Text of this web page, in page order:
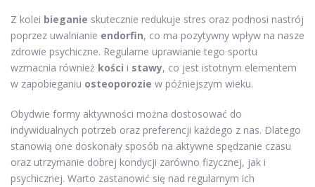
Z kolei bieganie skutecznie redukuje stres oraz podnosi nastrój
poprzez uwalnianie endorfin, co ma pozytywny wpływ na nasze
zdrowie psychiczne. Regularne uprawianie tego sportu
wzmacnia również kości i stawy, co jest istotnym elementem
w zapobieganiu osteoporozie w późniejszym wieku.
Obydwie formy aktywności można dostosować do
indywidualnych potrzeb oraz preferencji każdego z nas. Dlatego
stanowią one doskonały sposób na aktywne spędzanie czasu
oraz utrzymanie dobrej kondycji zarówno fizycznej, jak i
psychicznej. Warto zastanowić się nad regularnym ich